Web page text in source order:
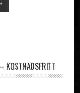
KOSTNADSFRITT